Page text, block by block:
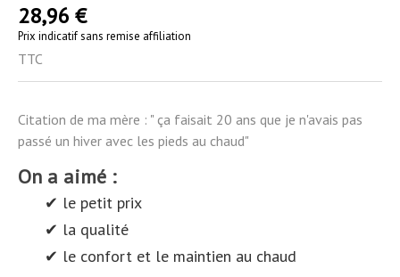
28,96 €
Prix indicatif sans remise affiliation
TTC
Citation de ma mère : " ça faisait 20 ans que je n'avais pas
passé un hiver avec les pieds au chaud"
On a aimé :
✔ le petit prix
✔ la qualité
✔ le confort et le maintien au chaud